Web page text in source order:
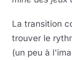
La transition
trouver le
(un peu à